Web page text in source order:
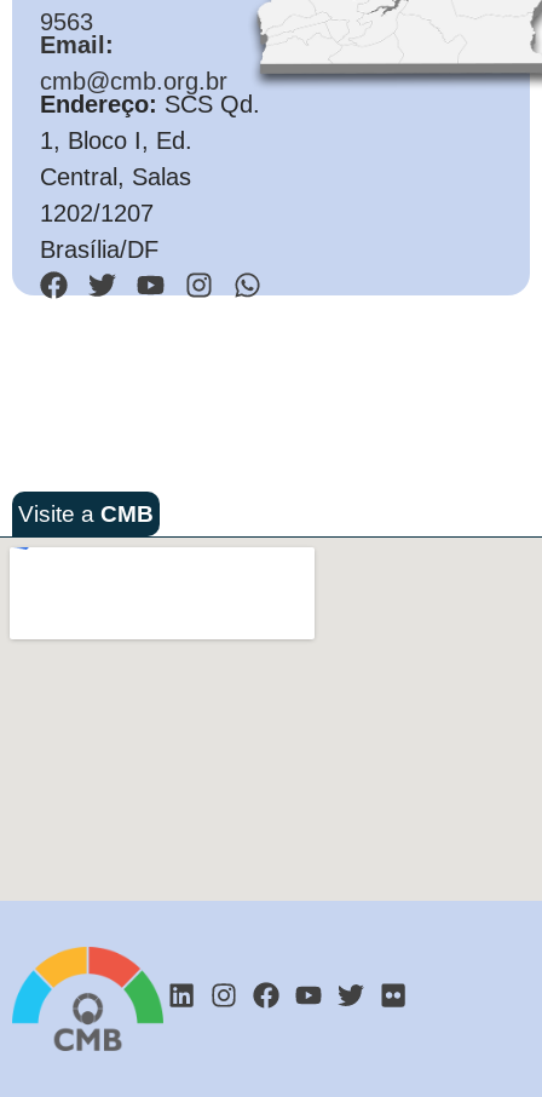
9563
Email:
cmb@cmb.org.br
Endereço: SCS Qd.
1, Bloco I, Ed.
Central, Salas
1202/1207
Brasília/DF
Visite a CMB